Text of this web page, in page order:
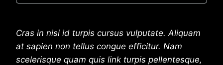
Cras in nisi id turpis cursus vulputate. Aliquam
at sapien non tellus congue efficitur. Nam
scelerisque quam quis link turpis pellentesque,